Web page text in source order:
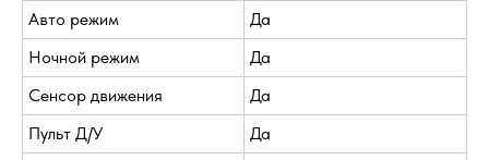
Авто режим
Да
Ночной режим
Да
Сенсор движения
Да
Пульт Д/У
Да